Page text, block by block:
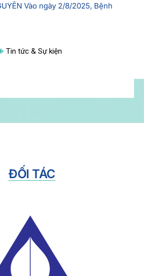
Vào ngày 2/8/2025, Bệnh
Tin tức & Sự kiện
ĐỐI TÁC